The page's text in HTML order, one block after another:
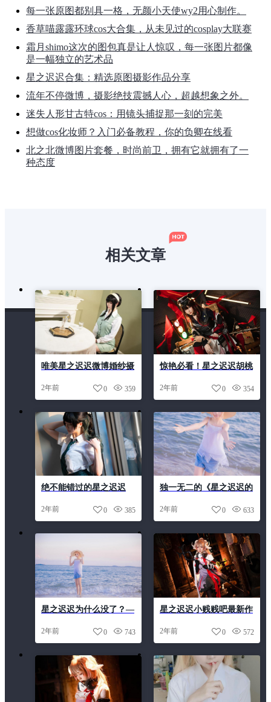
每一张原图都别具一格，无颜小天使wy2用心制作。
香草喵露露环球cos大合集，从未见过的cosplay大联赛
霜月shimo这次的图包真是让人惊叹，每一张图片都像
是一幅独立的艺术品
星之迟迟合集：精选原图摄影作品分享
流年不停微博，摄影绝技震撼人心，超越想象之外。
迷失人形甘古特cos：用镜头捕捉那一刻的完美
想做cos化妆师？入门必备教程，你的负卿在线看
北之北微博图片套餐，时尚前卫，拥有它就拥有了一
种态度
相关文章
唯美星之迟迟微博婚纱摄
2年前 359
0
惊艳必看！星之迟迟胡桃
2年前 354
0
绝不能错过的星之迟迟
2年前 385
0
独一无二的《星之迟迟的
世界更有色彩。
2年前 633
0
星之迟迟为什么没了？—
2年前 743
0
星之迟迟小贱贱吧最新作
2年前 572
0